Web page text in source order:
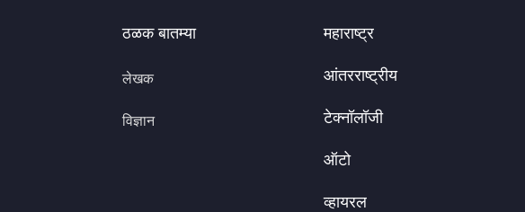
ठळक बातम्या
लेखक
विज्ञान
महाराष्ट्र
आंतरराष्ट्रीय
टेक्नॉलॉजी
ऑटो
व्हायरल